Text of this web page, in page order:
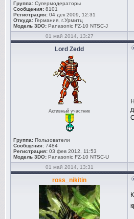
Группа: Супермодераторы
Сообщения: 8101
Регистрация: 04 дек 2009, 12:31
Откуда: Германия, г.Урмитц
Модель 3DO: Panasonic FZ-10 NTSC-J
01 май 2014, 13:27
Lord Zedd
Активный участник
Группа: Пользователи
Сообщения: 7484
Регистрация: 03 фев 2012, 11:53
Модель 3DO: Panasonic FZ-10 NTSC-U
01 май 2014, 13:31
ross_nikitin